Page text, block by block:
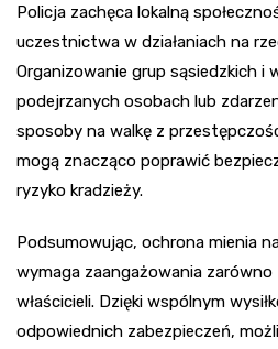
Policja zachęca lokalną
uczestnictwa w działaniach na
Organizowanie grup sąsiedzkich i
podejrzanych osobach lub
sposoby na walkę z
mogą znacząco poprawić
ryzyko kradzieży.
Podsumowując, ochrona mienia
wymaga zaangażowania
właścicieli. Dzięki wspólnym
odpowiednich zabezpieczeń,